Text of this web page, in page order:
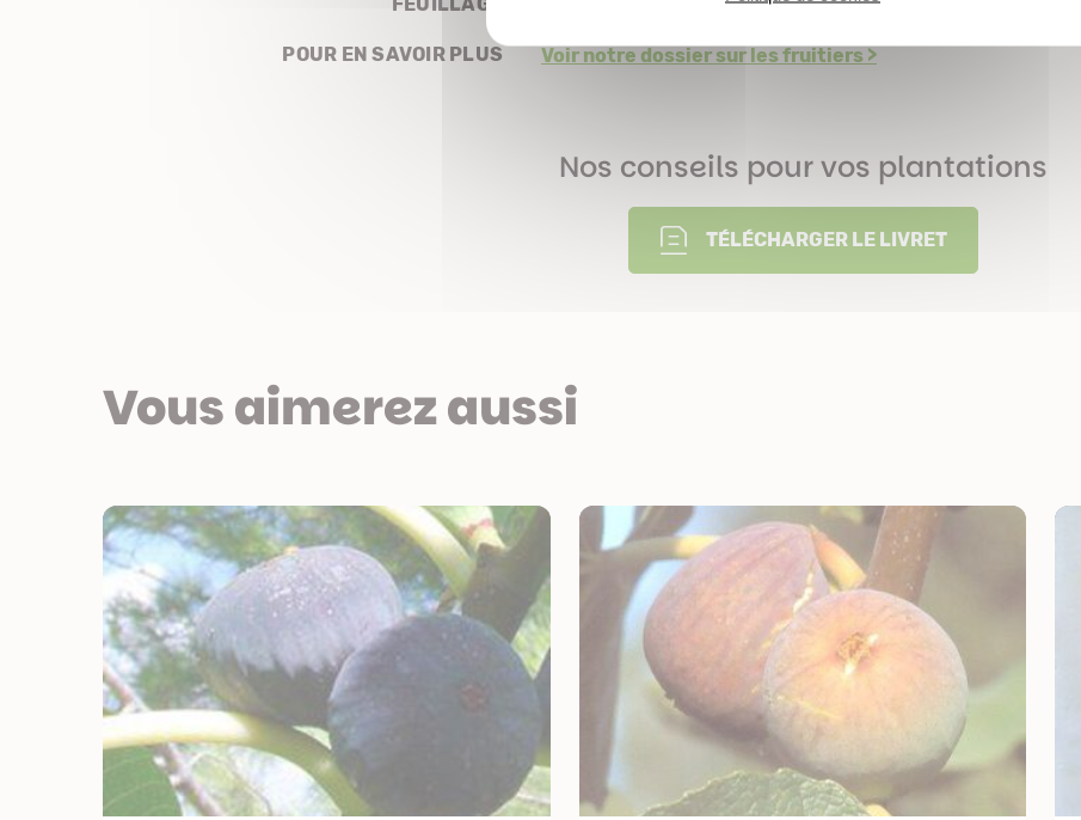
POUR EN SAVOIR PLUS Voir notre dossier sur les fruitiers >
Nos conseils pour vos plantations
TÉLÉCHARGER LE LIVRET
Vous aimerez aussi